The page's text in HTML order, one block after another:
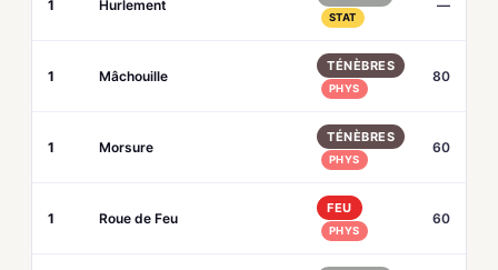
1 Hurlement
STAT
—
1 Mâchouille
TÉNÈBRES
PHYS
80
1 Morsure
TÉNÈBRES
PHYS
60
1 Roue de Feu
FEU
PHYS
60